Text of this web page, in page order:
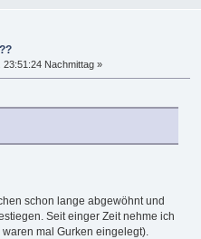
23:51:24 Nachmittag »
schon lange abgewöhnt und
Seit einger Zeit nehme ich
mal Gurken eingelegt).